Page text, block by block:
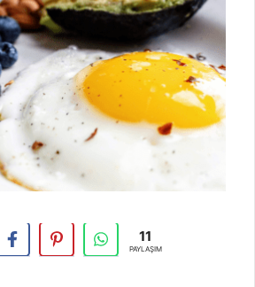
11
PAYLAŞIM